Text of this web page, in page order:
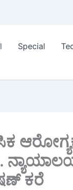
Special
ಕರೆ